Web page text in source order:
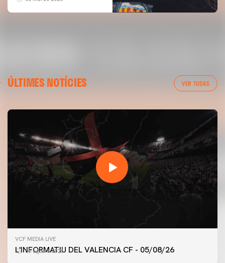
ÚLTIMES NOTÍCIES VER TODAS
VCF MEDIA LIVE
L'INFORMATIU DEL VALENCIA CF - 05/08/26
05 agosto 2026
PRIMER EQUIP
ENTRENAMENT DEL VALENCIA CF 5/8/2026